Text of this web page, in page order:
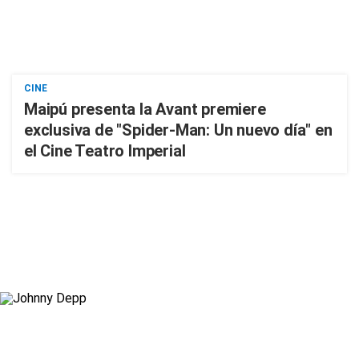
CINE
Maipú presenta la Avant premiere
exclusiva de "Spider-Man: Un nuevo día" en
el Cine Teatro Imperial